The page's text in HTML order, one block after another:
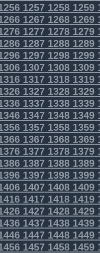
125712581259
126712681269
127712781279
128712881289
129712981299
130713081309
131713181319
132713281329
133713381339
134713481349
135713581359
136713681369
137713781379
138713881389
139713981399
140714081409
141714181419
142714281429
143714381439
144714481449
145714581459